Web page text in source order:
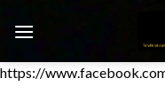
đến
dung
https://